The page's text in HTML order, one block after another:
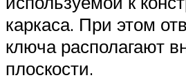
каркаса. При этом
ключа располагают
плоскости.